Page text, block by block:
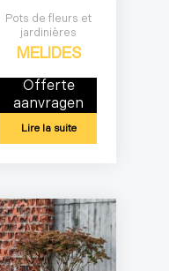
Pots de fleurs et
jardinières
MELIDES
Offerte
aanvragen
Lire la suite